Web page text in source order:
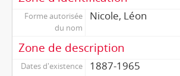
Forme autorisée
du nom
Nicole, Léon
Zone de description
Dates d'existence 1887-1965